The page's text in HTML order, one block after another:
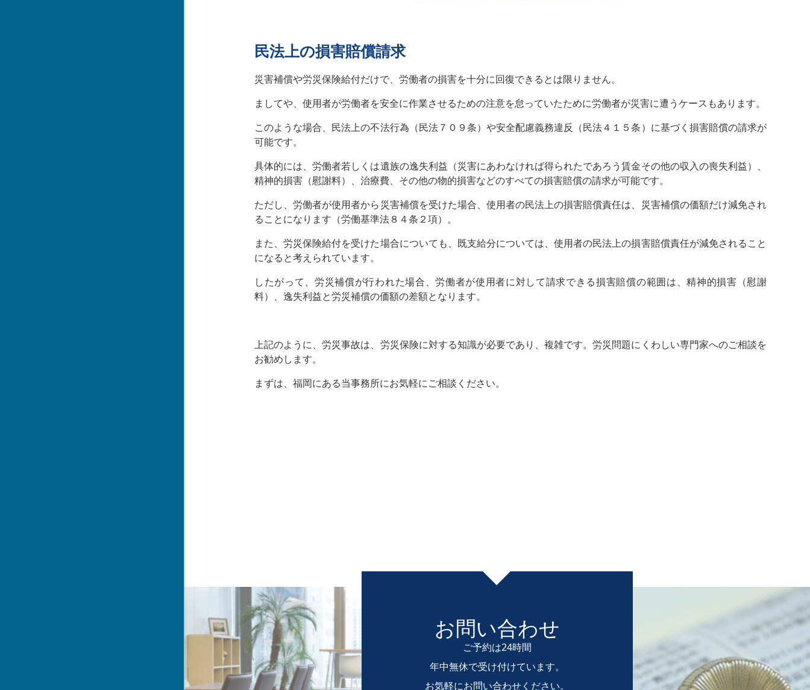
民法上の損害賠償請求
災害補償や労災保険給付だけで、労働者の損害を十分に回復できるとは限りません。
ましてや、使用者が労働者を安全に作業させるための注意を怠っていたために労働者が災害に遭うケースもあります。
このような場合、民法上の不法行為（民法７０９条）や安全配慮義務違反（民法４１５条）に基づく損害賠償の請求が
可能です。
具体的には、労働者若しくは遺族の逸失利益（災害にあわなければ得られたであろう賃金その他の収入の喪失利益）、
精神的損害（慰謝料）、治療費、その他の物的損害などのすべての損害賠償の請求が可能です。
ただし、労働者が使用者から災害補償を受けた場合、使用者の民法上の損害賠償責任は、災害補償の価額だけ減免され
ることになります（労働基準法８４条２項）。
また、労災保険給付を受けた場合についても、既支給分については、使用者の民法上の損害賠償責任が減免されること
になると考えられています。
したがって、労災補償が行われた場合、労働者が使用者に対して請求できる損害賠償の範囲は、精神的損害（慰謝
料）、逸失利益と労災補償の価額の差額となります。
上記のように、労災事故は、労災保険に対する知識が必要であり、複雑です。労災問題にくわしい専門家へのご相談を
お勧めします。
まずは、福岡にある当事務所にお気軽にご相談ください。
お問い合わせ
ご予約は24時間
年中無休で受け付けています。
お気軽にお問い合わせください。